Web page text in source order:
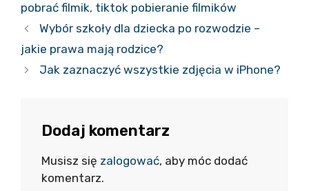
pobrać filmik, tiktok pobieranie filmików
Wybór szkoły dla dziecka po rozwodzie –
jakie prawa mają rodzice?
Jak zaznaczyć wszystkie zdjęcia w iPhone?
Dodaj komentarz
Musisz się zalogować, aby móc dodać
komentarz.